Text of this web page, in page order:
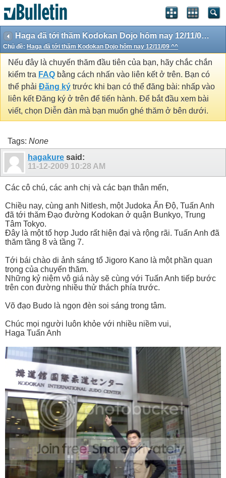
Haga đã tới thăm Kodokan Dojo hôm nay 12/11/09 ^^
Chủ đề: Haga đã tới thăm Kodokan Dojo hôm nay 12/11/09 ^^
Nếu đây là chuyến thăm đầu tiên của bạn, hãy chắc chắn
kiểm tra FAQ bằng cách nhấn vào liên kết ở trên. Bạn có
thể phải Đăng ký trước khi bạn có thể đăng bài: nhấp vào
liên kết Đăng ký ở trên để tiến hành. Để bắt đầu xem bài
viết, chọn Diễn đàn mà bạn muốn ghé thăm ở bên dưới.
Tags: None
hagakure said:
11-12-2009 10:28 AM
Các cô chú, các anh chị và các bạn thân mến,
Chiều nay, cùng anh Nitlesh, một Judoka Ấn Độ, Tuấn Anh
đã tới thăm Đạo đường Kodokan ở quận Bunkyo, Trung
Tâm Tokyo.
Đây là một tổ hợp Judo rất hiện đại và rộng rãi. Tuấn Anh đã
thăm tầng 8 và tầng 7.
Tới bái chào di ảnh sáng tổ Jigoro Kano là một phần quan
trọng của chuyến thăm.
Những kỷ niệm vô giá này sẽ cùng với Tuấn Anh tiếp bước
trên con đường nhiều thử thách phía trước.
Võ đạo Budo là ngọn đèn soi sáng trong tâm.
Chúc mọi người luôn khỏe với nhiều niềm vui,
Haga Tuấn Anh